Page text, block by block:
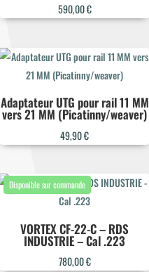
590,00€
Adaptateur UTG pour rail 11 MM
vers 21 MM (Picatinny/weaver)
49,90€
VORTEX CF-22-C – RDS
INDUSTRIE – Cal .223
780,00€